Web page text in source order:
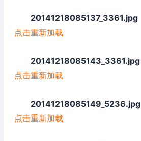
20141218085137_3361.jpg
点击重新加载
20141218085143_3361.jpg
点击重新加载
20141218085149_5236.jpg
点击重新加载